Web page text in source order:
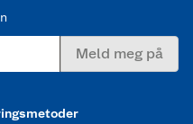
Meld meg på